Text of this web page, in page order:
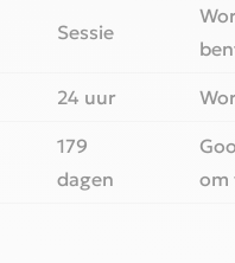
Sessie
24 uur
179
dagen
om